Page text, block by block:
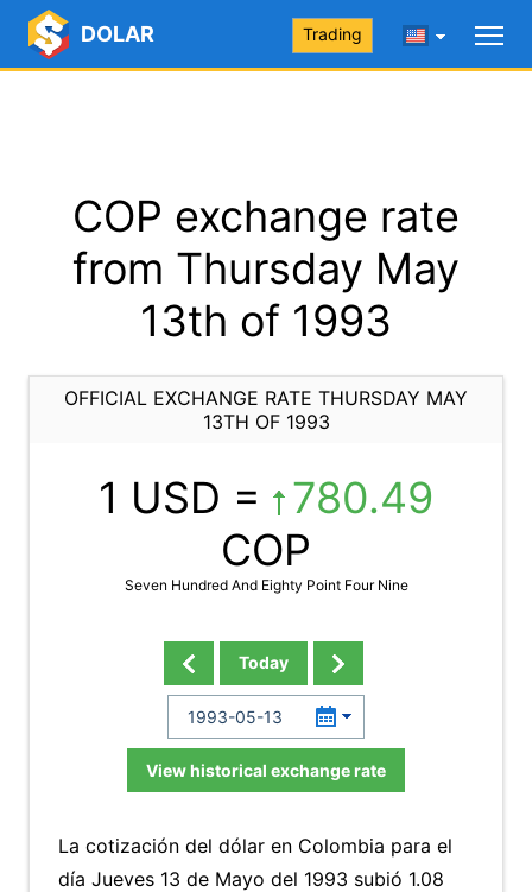
DOLAR Trading
COP exchange rate
from Thursday May
13th of 1993
OFFICIAL EXCHANGE RATE THURSDAY MAY
13TH OF 1993
1 USD =
780.49
COP
Seven Hundred And Eighty Point Four Nine
Today
View historical exchange rate
La cotización del dólar en Colombia para el
día Jueves 13 de Mayo del 1993 subió 1.08